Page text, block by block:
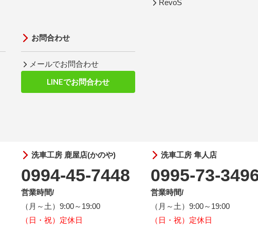
RevoS
お問合わせ
メールでお問合わせ
LINEでお問合わせ
洗車工房 鹿屋店(かのや)
0994-45-7448
営業時間/
（月～土）9:00～19:00
（日・祝）定休日
洗車工房 隼人店
0995-73-
営業時間/
（月～土）9:00～19:00
（日・祝）定休日